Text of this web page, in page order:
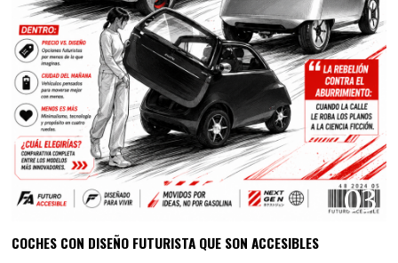
03
COCHES CON DISEÑO FUTURISTA QUE SON ACCESIBLES